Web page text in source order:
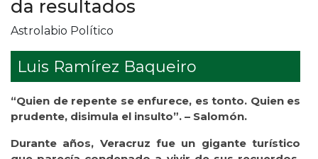
da resultados
Astrolabio Político
Luis Ramírez Baqueiro
“Quien de repente se enfurece, es tonto. Quien es
prudente, disimula el insulto”. – Salomón.
Durante años, Veracruz fue un gigante turístico